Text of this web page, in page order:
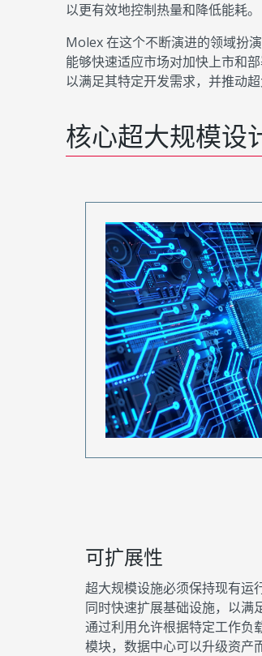
以更有效地控制热量和降低能耗。
Molex 在这个不断演进的领域扮
能够快速适应市场对加快上市和
以满足其特定开发需求，并推动超
核心超大规模设
可扩展性
超大规模设施必须保持现有运
同时快速扩展基础设施，以满
通过利用允许根据特定工作负
模块，数据中心可以升级资产